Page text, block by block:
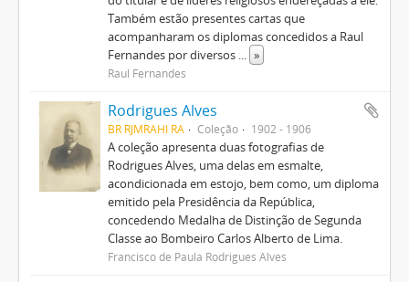
Também estão presentes cartas que
acompanharam os diplomas concedidos a Raul
Fernandes por diversos ... »
Raul Fernandes
Rodrigues Alves
BR RJMRAHI RA Coleção 1902 - 1906
A coleção apresenta duas fotografias de
Rodrigues Alves, uma delas em esmalte,
acondicionada em estojo, bem como, um diploma
emitido pela Presidência da República,
concedendo Medalha de Distinção de Segunda
Classe ao Bombeiro Carlos Alberto de Lima.
Francisco de Paula Rodrigues Alves